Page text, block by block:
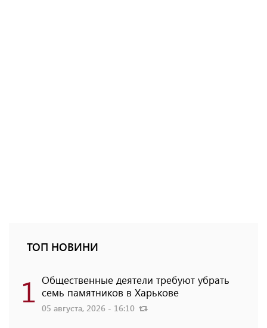
ТОП НОВИНИ
1 Общественные деятели требуют убрать
семь памятников в Харькове
05 августа, 2026 - 16:10